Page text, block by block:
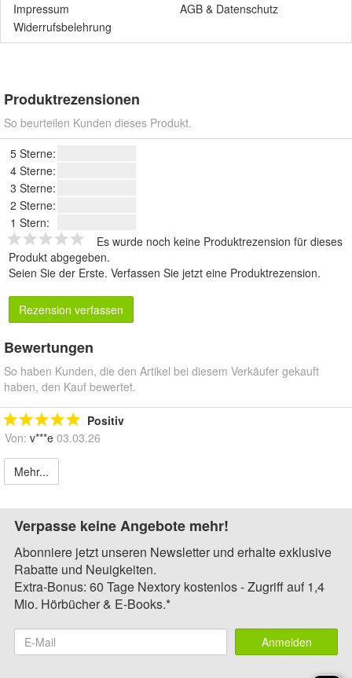
Impressum
AGB & Datenschutz
Widerrufsbelehrung
Produktrezensionen
So beurteilen Kunden dieses Produkt.
5 Sterne:
4 Sterne:
3 Sterne:
2 Sterne:
1 Stern:
Es wurde noch keine Produktrezension für dieses
Produkt abgegeben.
Seien Sie der Erste. Verfassen Sie jetzt eine Produktrezension.
Rezension verfassen
Bewertungen
So haben Kunden, die den Artikel bei diesem Verkäufer gekauft
haben, den Kauf bewertet.
Positiv
Von: v***e 03.03.26
Mehr...
Verpasse keine Angebote mehr!
Abonniere jetzt unseren Newsletter und erhalte exklusive
Rabatte und Neuigkeiten.
Extra-Bonus: 60 Tage Nextory kostenlos - Zugriff auf 1,4
Mio. Hörbücher & E-Books.*
Anmelden